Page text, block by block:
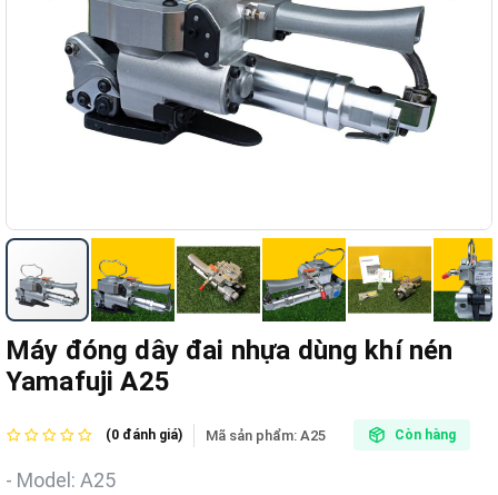
Máy đóng dây đai nhựa dùng khí nén
Yamafu​ji A25
(0 đánh giá) Mã sản phẩm: A25 Còn hàng
- Model: A25